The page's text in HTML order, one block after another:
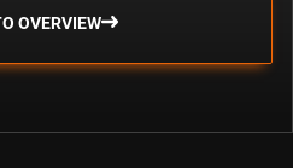
OVERVIEW